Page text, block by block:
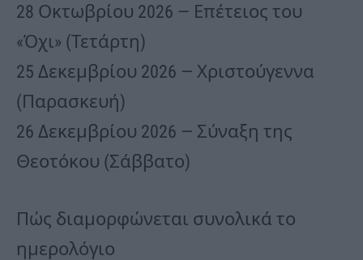
28 Οκτωβρίου 2026 — Επέτειος του
«Όχι» (Τετάρτη)
25 Δεκεμβρίου 2026 — Χριστούγεννα
(Παρασκευή)
26 Δεκεμβρίου 2026 — Σύναξη της
Θεοτόκου (Σάββατο)
Πώς διαμορφώνεται συνολικά το
ημερολόγιο